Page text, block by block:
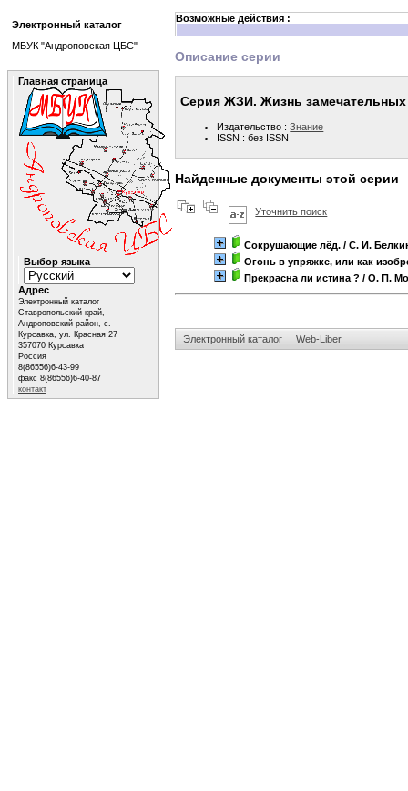
Возможные действия :
Описание серии
Серия ЖЗИ. Жизнь
Издательство :Знание
ISSN : без ISSN
Найденные документы этой серии
Уточнить поиск
Сокрушающие лёд. / С. И.
Огонь в упряжке, или как
Прекрасна ли истина ? / О. П.
Электронный каталог Web-Liber
Электронный каталог
МБУК "Андроповская ЦБС"
Главная страница
Выбор языка
Адрес
Электронный каталог
Ставропольский край,
Андроповский район, с.
Курсавка, ул. Красная 27
357070 Курсавка
Россия
8(86556)6-43-99
факс 8(86556)6-40-87
контакт